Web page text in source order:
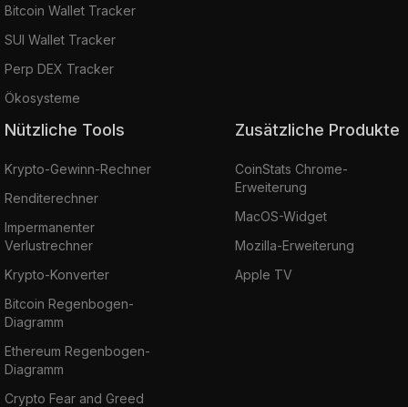
Bitcoin Wallet Tracker
SUI Wallet Tracker
Perp DEX Tracker
Ökosysteme
Nützliche Tools
Krypto-Gewinn-Rechner
Renditerechner
Impermanenter
Verlustrechner
Krypto-Konverter
Bitcoin Regenbogen-
Diagramm
Ethereum Regenbogen-
Diagramm
Crypto Fear and Greed
Zusätzliche Produkte
CoinStats Chrome-
Erweiterung
MacOS-Widget
Mozilla-Erweiterung
Apple TV